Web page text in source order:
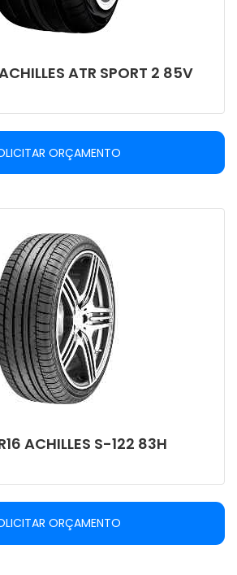
ATR SPORT 2 85V
ORÇAMENTO
ACHILLES S-122 83H
ORÇAMENTO